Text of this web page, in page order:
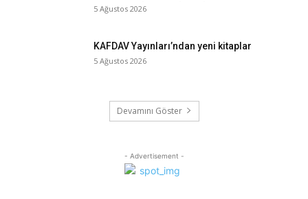
5 Ağustos 2026
KAFDAV Yayınları’ndan yeni kitaplar
5 Ağustos 2026
Devamını Göster
- Advertisement -